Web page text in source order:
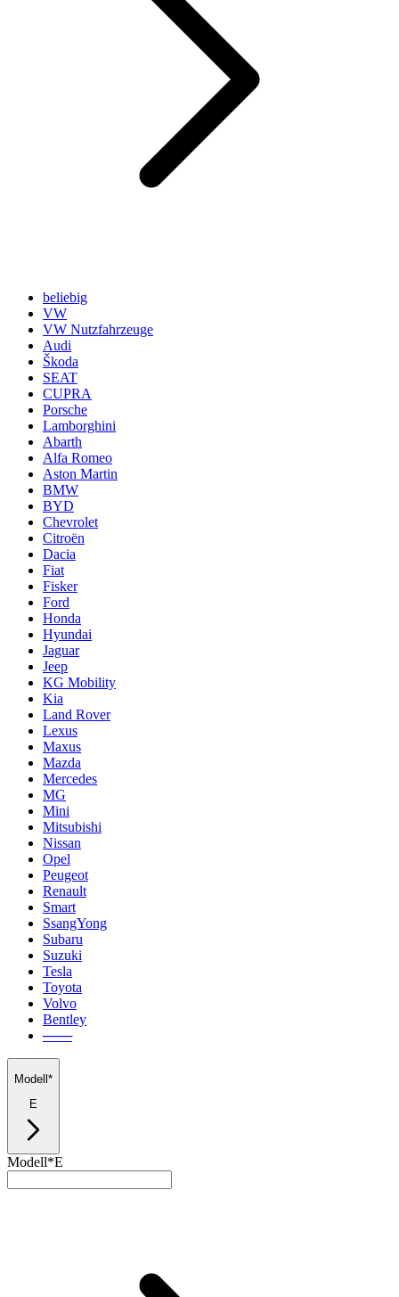
beliebig
VW
VW Nutzfahrzeuge
Audi
Škoda
SEAT
CUPRA
Porsche
Lamborghini
Abarth
Alfa Romeo
Aston Martin
BMW
BYD
Chevrolet
Citroën
Dacia
Fiat
Fisker
Ford
Honda
Hyundai
Jaguar
Jeep
KG Mobility
Kia
Land Rover
Lexus
Maxus
Mazda
Mercedes
MG
Mini
Mitsubishi
Nissan
Opel
Peugeot
Renault
Smart
SsangYong
Subaru
Suzuki
Tesla
Toyota
Volvo
Bentley
───
Modell*
E
Modell*E